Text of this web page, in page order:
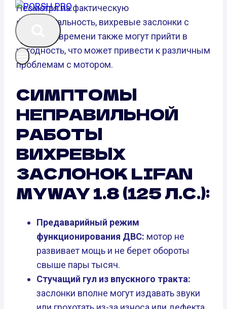
Несмотря на фактическую
функциональность, вихревые заслонки с
течением времени также могут прийти в
негодность, что может привести к различным
проблемам с мотором.
СИМПТОМЫ
НЕПРАВИЛЬНОЙ
РАБОТЫ
ВИХРЕВЫХ
ЗАСЛОНОК LIFAN
MYWAY 1.8 (125 Л.С.):
Предаварийный режим
функционирования ДВС: мотор не
развивает мощь и не берет обороты
свыше пары тысяч.
Стучащий гул из впускного тракта:
заслонки вполне могут издавать звуки